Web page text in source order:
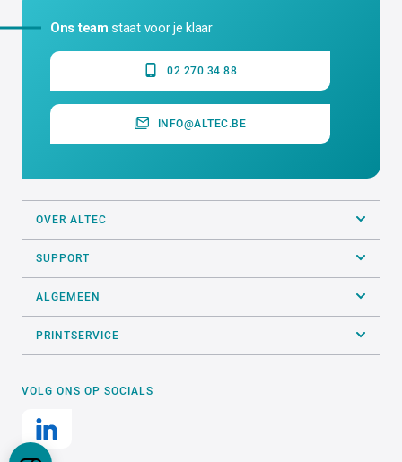
Ons team staat voor je klaar
02 270 34 88
INFO@ALTEC.BE
OVER ALTEC
SUPPORT
ALGEMEEN
PRINTSERVICE
VOLG ONS OP SOCIALS